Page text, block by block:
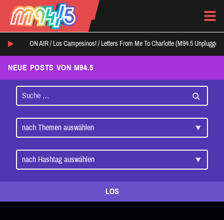
ON AIR / Los Campesinos! / Letters From Me To Charlotte (M94.5 Unplugged
NEUE POSTS VON M94.5
LOS